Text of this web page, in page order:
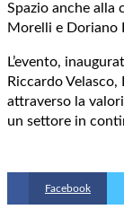
Spazio anche alla
Morelli e Doriano
L’evento,
Riccardo
attraverso la
un settore in
Facebook